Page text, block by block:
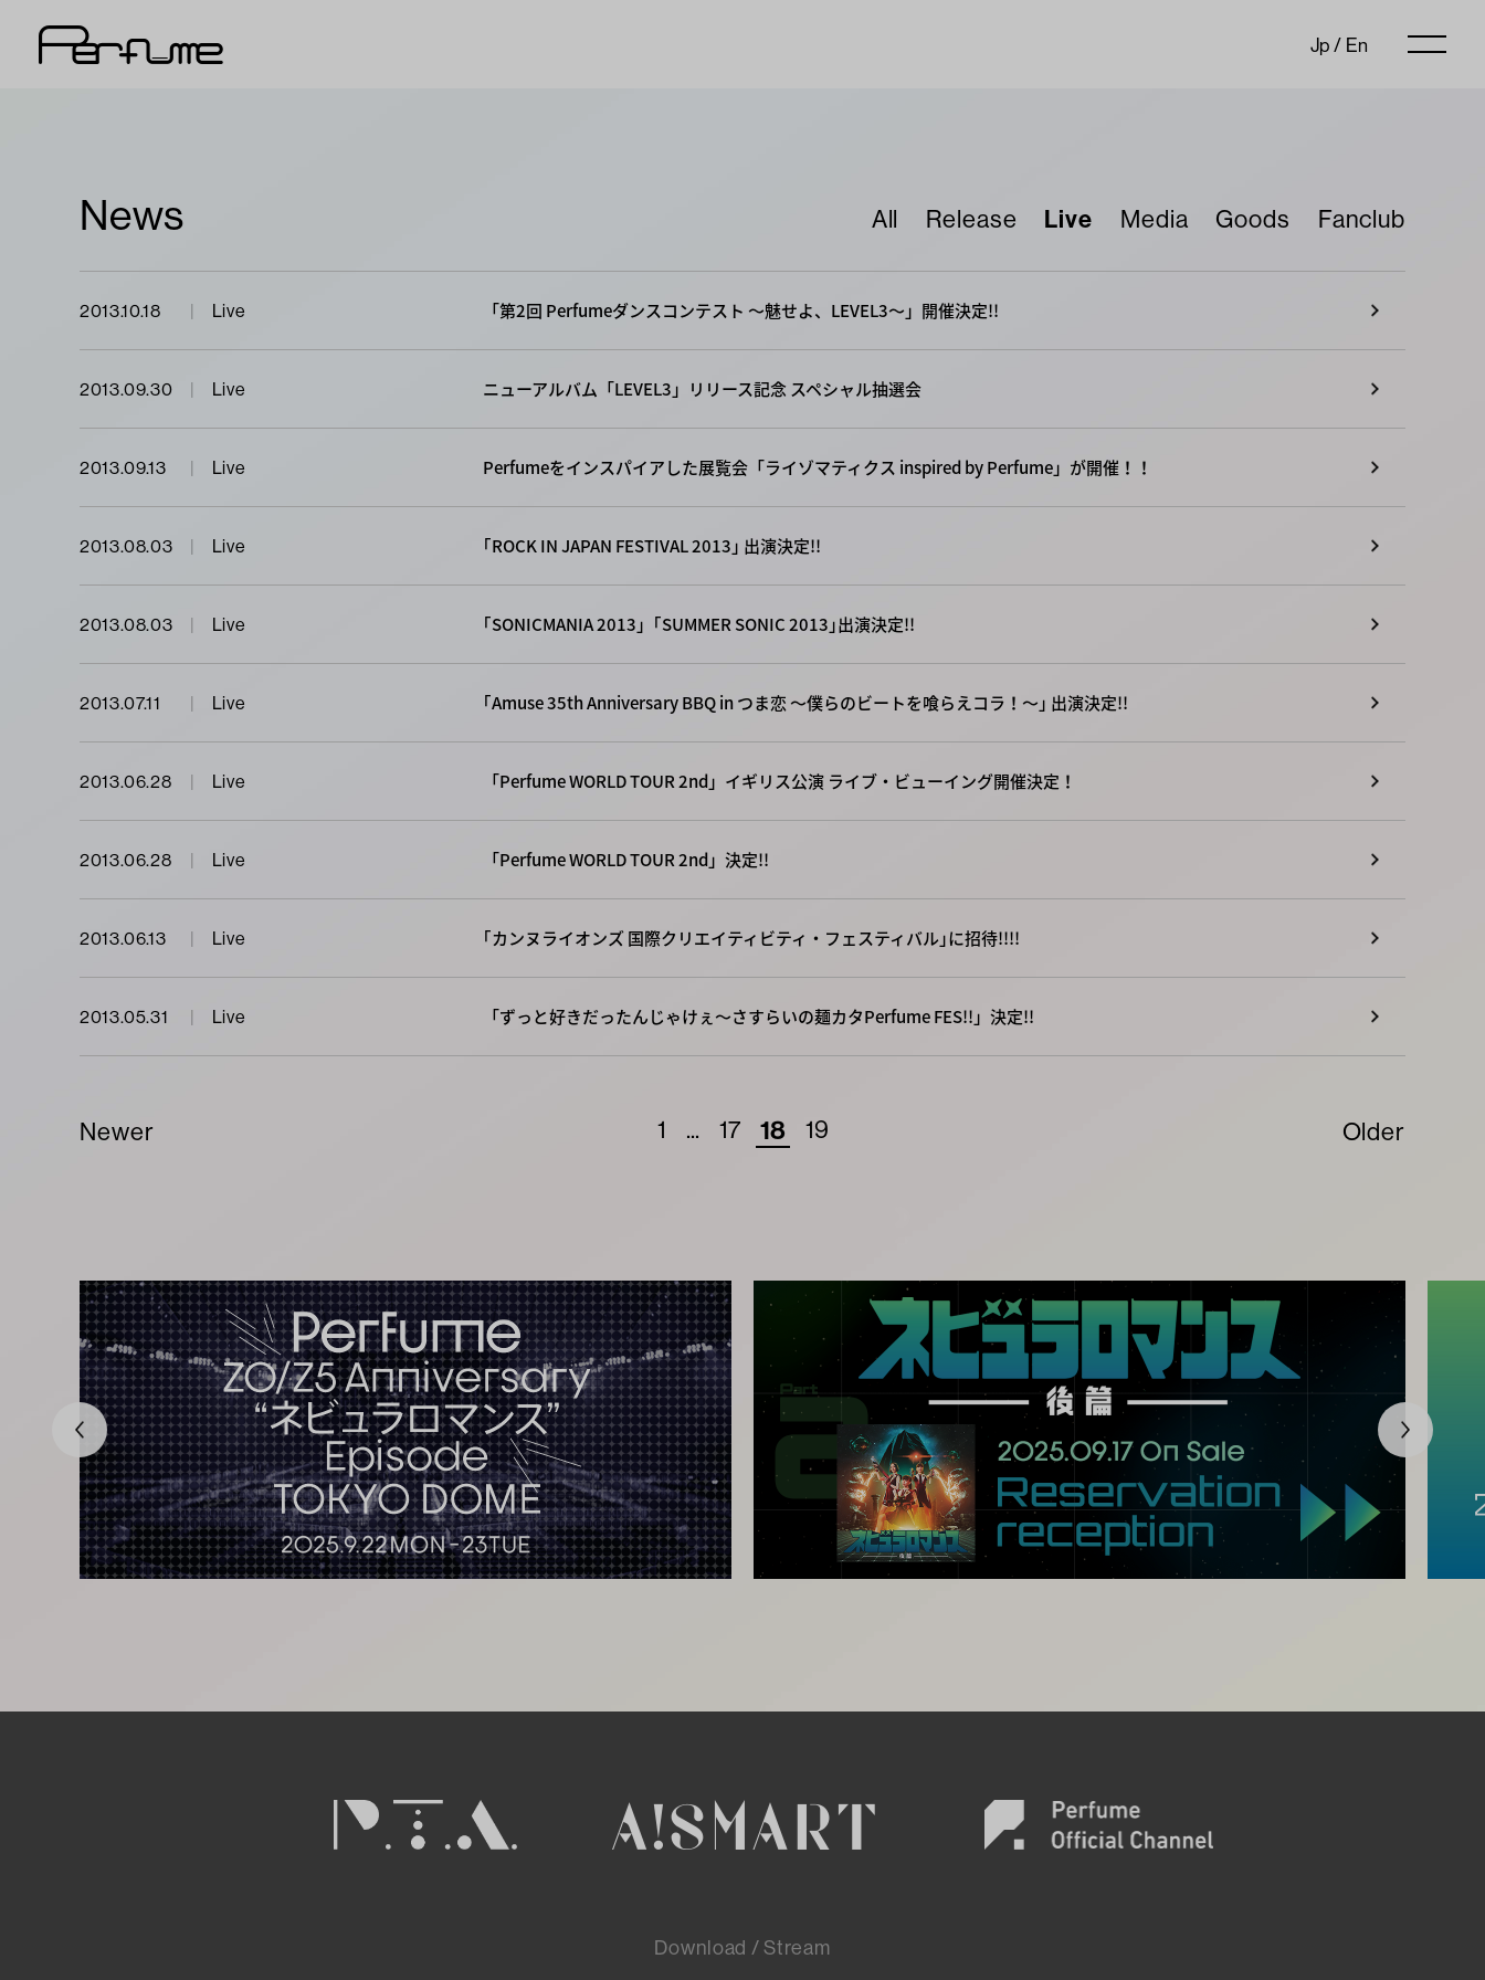
Jp/ En
News All Release Live Media Goods Fanclub
2013.10.18 Live 「第2回 Perfumeダンスコンテスト 〜魅せよ、LEVEL3〜」開催決定!!
2013.09.30 Live ニューアルバム「LEVEL3」リリース記念 スペシャル抽選会
2013.09.13 Live Perfumeをインスパイアした展覧会「ライゾマティクス inspired by Perfume」が開催！！
2013.08.03 Live ｢ROCK IN JAPAN FESTIVAL 2013｣ 出演決定!!
2013.08.03 Live ｢SONICMANIA 2013」｢SUMMER SONIC 2013｣出演決定!!
2013.07.11 Live ｢Amuse 35th Anniversary BBQ in つま恋 ～僕らのビートを喰らえコラ！～｣ 出演決定!!
2013.06.28 Live 「Perfume WORLD TOUR 2nd」イギリス公演 ライブ・ビューイング開催決定！
2013.06.28 Live 「Perfume WORLD TOUR 2nd」決定!!
2013.06.13 Live ｢カンヌライオンズ 国際クリエイティビティ・フェスティバル｣に招待!!!!
2013.05.31 Live 「ずっと好きだったんじゃけぇ～さすらいの麺カタPerfume FES!!」決定!!
Newer 1 ... 17 18 19 Older
Download / Stream